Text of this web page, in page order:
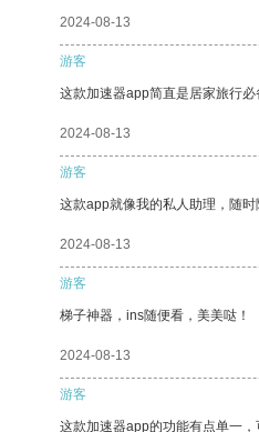
2024-08-13
游客
这款加速器app简直是居家旅行
2024-08-13
游客
这款app就像我的私人助理，随时
2024-08-13
游客
梯子神器，ins随便看，美美哒！
2024-08-13
游客
这款加速器app的功能有点单一，